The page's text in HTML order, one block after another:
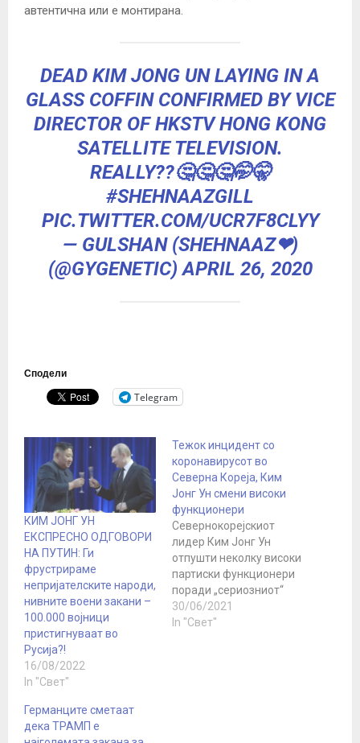
автентична или е монтирана.
DEAD KIM JONG UN LAYING IN A
GLASS COFFIN CONFIRMED BY VICE
DIRECTOR OF HKSTV HONG KONG
SATELLITE TELEVISION.
REALLY??🤔🤔🤔🤭🤫
#SHEHNAAZGILL
PIC.TWITTER.COM/UCR7F8CLYY
— GULSHAN (SHEHNAAZ❤)
(@GYGENETIC)APRIL 26, 2020
Сподели
Telegram
КИМ ЈОНГ УН
ЕКСПРЕСНО ОДГОВОРИ
НА ПУТИН: Ги
фрустрираме
непријателските народи,
нивните воени закани –
100.000 војници
пристигнуваат во
Русија?!
16/08/2022
In "Свет"
Тежок инцидент со
коронавирусот во
Северна Кореја, Ким
Јонг Ун смени високи
функционери
Севернокорејскиот
лидер Ким Јонг Ун
отпушти неколку високи
партиски функционери
поради „сериозниот“
инцидент со
коронавирусот кој ја
30/06/2021
In "Свет"
Германците сметаат
дека ТРАМП е